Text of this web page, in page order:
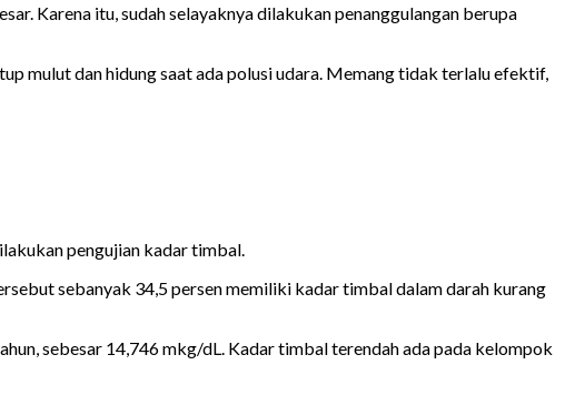
Karena itu, sudah selayaknya dilakukan penanggulangan berupa
mulut dan hidung saat ada polusi udara. Memang tidak terlalu efektif,
pengujian kadar timbal.
sebanyak 34,5 persen memiliki kadar timbal dalam darah kurang
sebesar 14,746 mkg/dL. Kadar timbal terendah ada pada kelompok